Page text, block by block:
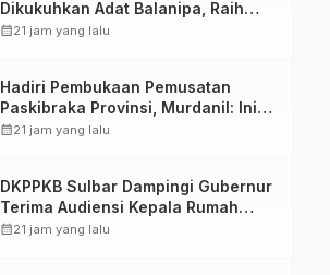
Dikukuhkan Adat Balanipa, Raih
Gelar Sulo Tappidena
calendar_month21 jam yang lalu
Hadiri Pembukaan Pemusatan
Paskibraka Provinsi, Murdanil: Ini
Membentuk Karakter Hingga
calendar_month21 jam yang lalu
DKPPKB Sulbar Dampingi Gubernur
Terima Audiensi Kepala Rumah
Sakit TK. III Punggawa Malolo
calendar_month21 jam yang lalu